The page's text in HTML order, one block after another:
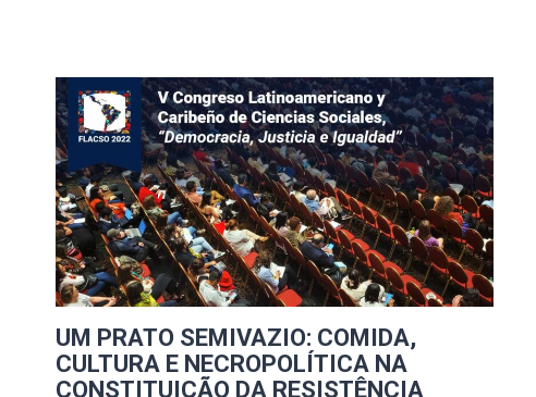
UM PRATO SEMIVAZIO: COMIDA,
CULTURA E NECROPOLÍTICA NA
CONSTITUIÇÃO DA RESISTÊNCIA